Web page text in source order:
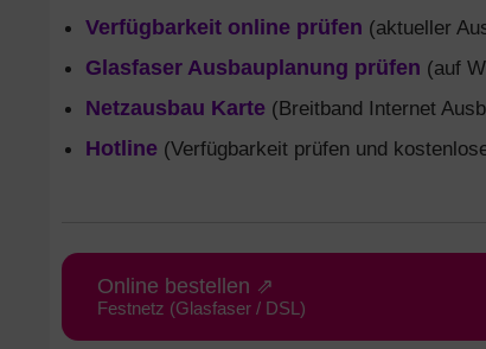
Verfügbarkeit online prüfen (aktueller
Glasfaser Ausbauplanung prüfen (auf
Netzausbau Karte (Breitband Internet
Hotline (Verfügbarkeit prüfen und
Online bestellen ⇗
Festnetz (Glasfaser / DSL)